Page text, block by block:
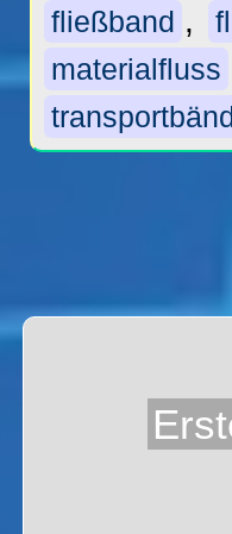
fließband ,
materialfluss